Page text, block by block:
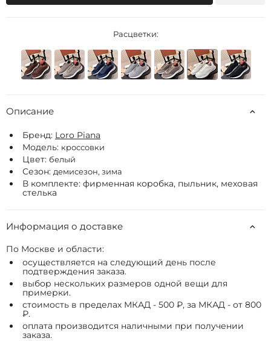
Расцветки:
Описание
Бренд: Loro Piana
Модель: кроссовки
Цвет: белый
Сезон: демисезон, зима
В комплекте: фирменная коробка, пыльник, меховая
стелька
Информация о доставке
По Москве и области:
осуществляется на следующий день после
подтверждения заказа.
выбор нескольких размеров одной вещи для
примерки.
стоимость в пределах МКАД - 500 ₽, за МКАД - от 800
₽.
оплата производится наличными при получении
заказа.